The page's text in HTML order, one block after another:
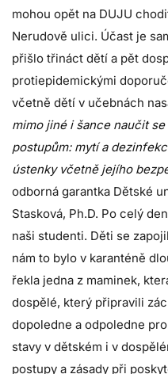
mohou opět na DUJU
Nerudově ulici. Účast je
přišlo třináct dětí a pět
protiepidemickými
včetně dětí v učebnách
mimo jiné i šance naučit
postupům: mytí a
ústenky včetně jejího
odborná garantka Dětské
Stasková, Ph.D. Po celý
naši studenti. Děti se
nám to bylo v karanténě
řekla jedna z maminek,
dospělé, který připravili
dopoledne a odpoledne
stavy v dětském i v
postupy a zásady při